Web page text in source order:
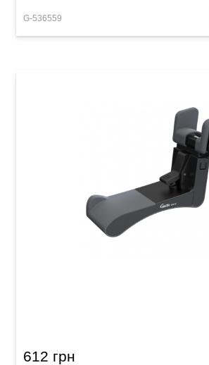
G-536559
612 грн